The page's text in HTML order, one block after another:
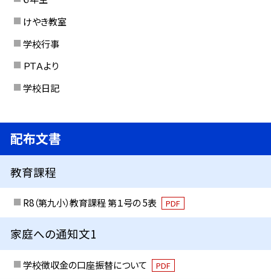
けやき教室
学校行事
ＰＴＡより
学校日記
配布文書
教育課程
R8（第九小）教育課程 第１号の 5表 PDF
家庭への通知文1
学校徴収金の口座振替について PDF